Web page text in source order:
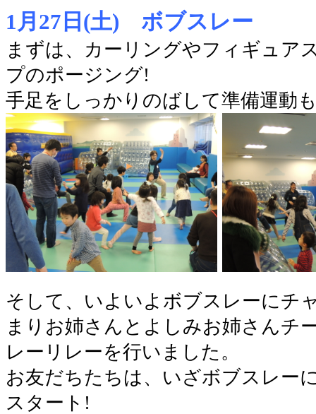
1月27日(土) ボブスレー
まずは、カーリングやフィギュア
プのポージング!
手足をしっかりのばして準備運動
そして、いよいよボブスレーにチ
まりお姉さんとよしみお姉さんチ
レーリレーを行いました。
お友だちたちは、いざボブスレー
スタート!